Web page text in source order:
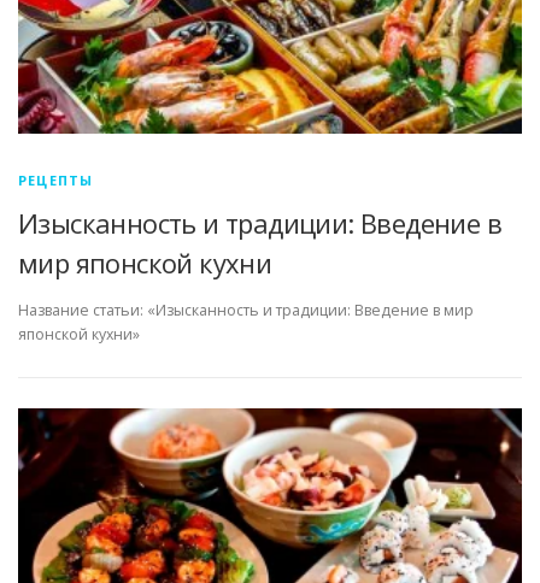
РЕЦЕПТЫ
Изысканность и традиции: Введение в
мир японской кухни
Название статьи: «Изысканность и традиции: Введение в мир
японской кухни»